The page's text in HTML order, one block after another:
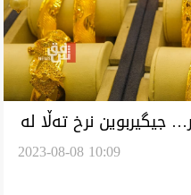
جیگیربوین نرخ تەڵا لە
2023-08-08 10:09